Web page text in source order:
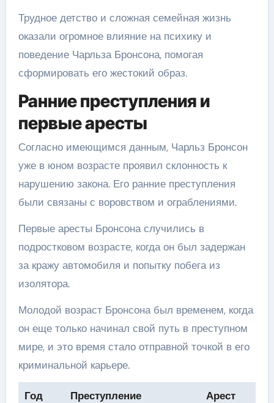
Трудное детство и сложная семейная жизнь
оказали огромное влияние на психику и
поведение Чарльза Бронсона, помогая
сформировать его жестокий образ.
Ранние преступления и
первые аресты
Согласно имеющимся данным, Чарльз Бронсон
уже в юном возрасте проявил склонность к
нарушению закона. Его ранние преступления
были связаны с воровством и ограблениями.
Первые аресты Бронсона случились в
подростковом возрасте, когда он был задержан
за кражу автомобиля и попытку побега из
изолятора.
Молодой возраст Бронсона был временем, когда
он еще только начинал свой путь в преступном
мире, и это время стало отправной точкой в его
криминальной карьере.
Год Преступление
Арест